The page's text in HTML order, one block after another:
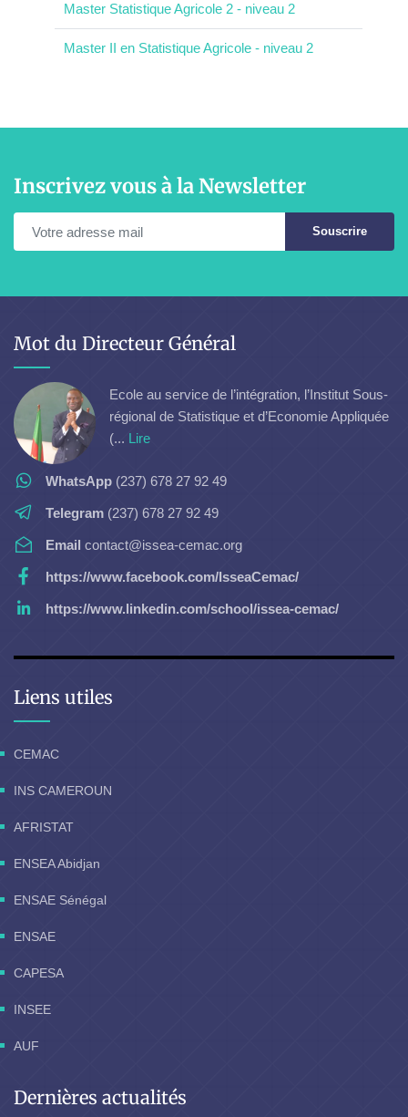
Master Statistique Agricole 2 - niveau 2
Master II en Statistique Agricole - niveau 2
Inscrivez vous à la Newsletter
Souscrire
Mot du Directeur Général
Ecole au service de l’intégration, l’Institut Sous-
régional de Statistique et d’Economie Appliquée
(... Lire
WhatsApp (237) 678 27 92 49
Telegram (237) 678 27 92 49
Email contact@issea-cemac.org
https://www.facebook.com/IsseaCemac/
https://www.linkedin.com/school/issea-cemac/
Liens utiles
CEMAC
INS CAMEROUN
AFRISTAT
ENSEA Abidjan
ENSAE Sénégal
ENSAE
CAPESA
INSEE
AUF
Dernières actualités